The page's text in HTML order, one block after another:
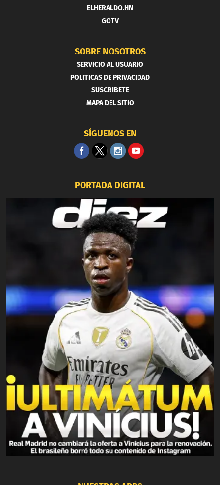
ELHERALDO.HN
GOTV
SOBRE NOSOTROS
SERVICIO AL USUARIO
POLITICAS DE PRIVACIDAD
SUSCRIBETE
MAPA DEL SITIO
SÍGUENOS EN
PORTADA DIGITAL